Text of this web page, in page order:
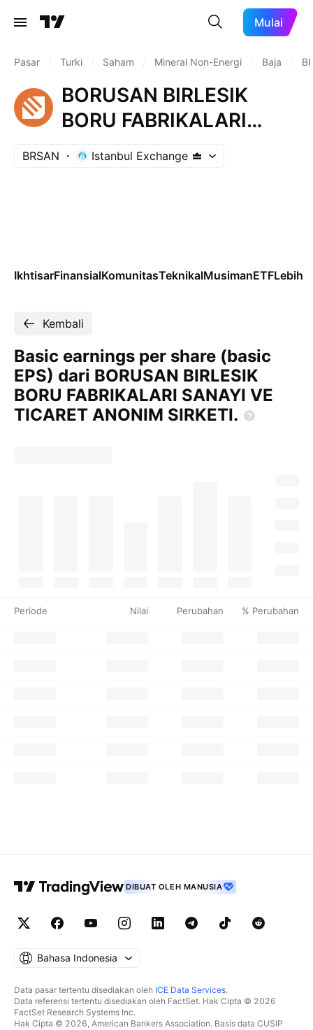
Mulai
Pasar Turki Saham Mineral Non-Energi Baja
BORUSAN BIRLESIK
BORU FABRIKALARI
SANAYI VE TICARET
ANONIM SIRKETI
BRSAN Istanbul Exchange
IkhtisarFinansialKomunitasTeknikalMusimanETFLebih
Kembali
Basic earnings per share (basic
EPS) dari BORUSAN BIRLESIK
BORU FABRIKALARI SANAYI VE
TICARET ANONIM SIRKETI.
Periode Nilai Perubahan % Perubahan
DIBUAT OLEH MANUSIA
Bahasa Indonesia
Data pasar tertentu disediakan oleh ICE Data Services.
Data referensi tertentu disediakan oleh FactSet. Hak Cipta © 2026
FactSet Research Systems Inc.
Hak Cipta © 2026, American Bankers Association. Basis data CUSIP